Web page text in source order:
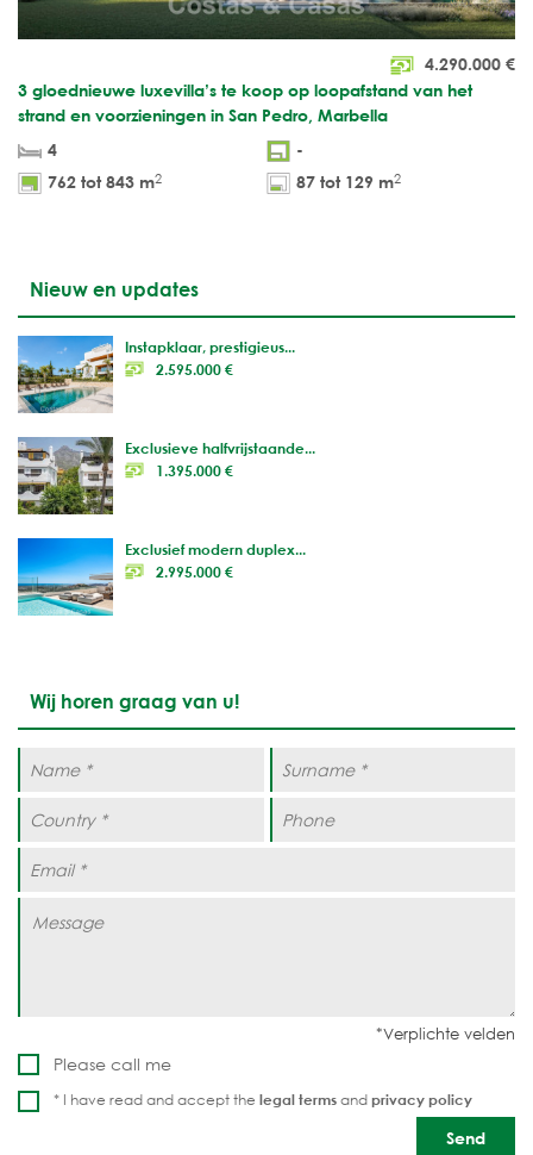
4.290.000 €
3 gloednieuwe luxevilla’s te koop op loopafstand van het
strand en voorzieningen in San Pedro, Marbella
4
-
762 tot 843 m2 87 tot 129 m2
Nieuw en updates
Instapklaar, prestigieus...
2.595.000 €
Exclusieve halfvrijstaande...
1.395.000 €
Exclusief modern duplex...
2.995.000 €
Wij horen graag van u!
Please call me
* I have read and accept the legal termsandprivacy policy